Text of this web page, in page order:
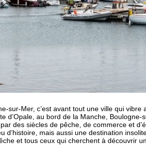
sur-Mer, c’est avant tout une ville qui
d’Opale, au bord de la Manche, Boulogne-
des siècles de pêche, de commerce et
d’histoire, mais aussi une destination
et tous ceux qui cherchent à découvrir